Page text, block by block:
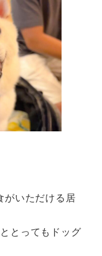
がいただける居
とってもドッグ